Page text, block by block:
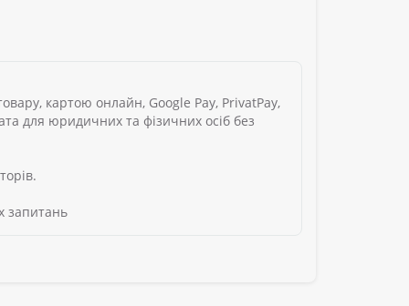
картою онлайн, Google Pay, PrivatPay,
для юридичних та фізичних осіб без
запитань